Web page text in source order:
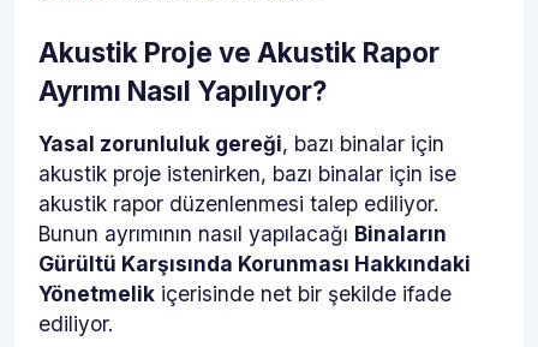
Akustik Proje ve Akustik Rapor
Ayrımı Nasıl Yapılıyor?
Yasal zorunluluk gereği, bazı binalar için
akustik proje istenirken, bazı binalar için ise
akustik rapor düzenlenmesi talep ediliyor.
Bunun ayrımının nasıl yapılacağı Binaların
Gürültü Karşısında Korunması Hakkındaki
Yönetmelik içerisinde net bir şekilde ifade
ediliyor.